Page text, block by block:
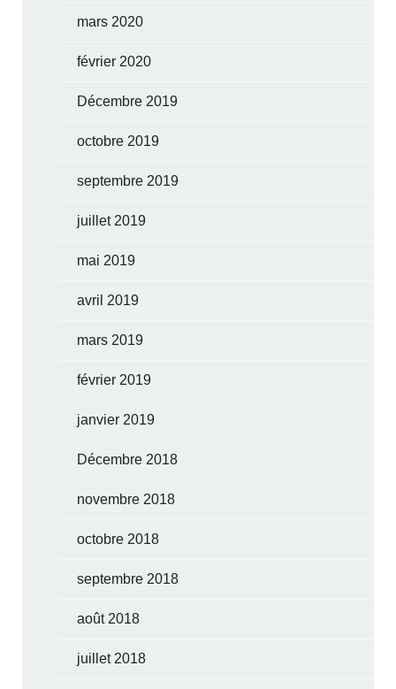
mars 2020
février 2020
Décembre 2019
octobre 2019
septembre 2019
juillet 2019
mai 2019
avril 2019
mars 2019
février 2019
janvier 2019
Décembre 2018
novembre 2018
octobre 2018
septembre 2018
août 2018
juillet 2018